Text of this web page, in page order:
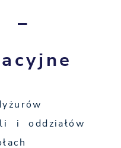
–
i oddziałów